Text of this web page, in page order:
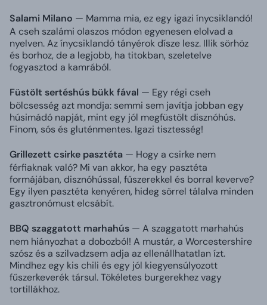
Salami Milano — Mamma mia, ez egy igazi ínycsiklandó!
A cseh szalámi olaszos módon egyenesen elolvad a
nyelven. Az ínycsiklandó tányérok dísze lesz. Illik sörhöz
és borhoz, de a legjobb, ha titokban, szeletelve
fogyasztod a kamrából.
Füstölt sertéshús bükk fával — Egy régi cseh
bölcsesség azt mondja: semmi sem javítja jobban egy
húsimádó napját, mint egy jól megfüstölt disznóhús.
Finom, sós és gluténmentes. Igazi tisztesség!
Grillezett csirke pasztéta — Hogy a csirke nem
férfiaknak való? Mi van akkor, ha egy pasztéta
formájában, disznóhússal, fűszerekkel és borral keverve?
Egy ilyen pasztéta kenyéren, hideg sörrel tálalva minden
gasztronómust elcsábít.
BBQ szaggatott marhahús — A szaggatott marhahús
nem hiányozhat a dobozból! A mustár, a Worcestershire
szósz és a szilvadzsem adja az ellenállhatatlan ízt.
Mindhez egy kis chili és egy jól kiegyensúlyozott
fűszerkeverék társul. Tökéletes burgerekhez vagy
tortillákhoz.